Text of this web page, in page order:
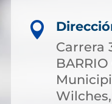

Carrera
BARRIO